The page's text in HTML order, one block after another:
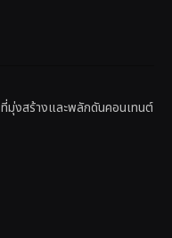
มุ่งสร้างและพลักดันคอนเทนต์